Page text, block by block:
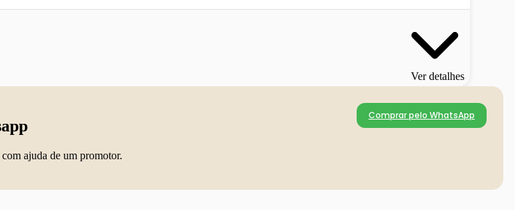
Ver detalhes
ajuda de um promotor.
Comprar pelo WhatsApp